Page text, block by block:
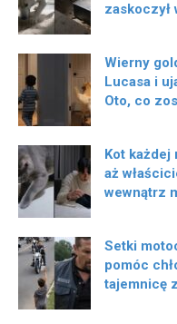
zaskoczył
Wierny
Lucasa i
Oto, co
Kot każdej
aż
wewnątrz
Setki
pomóc
tajemnicę